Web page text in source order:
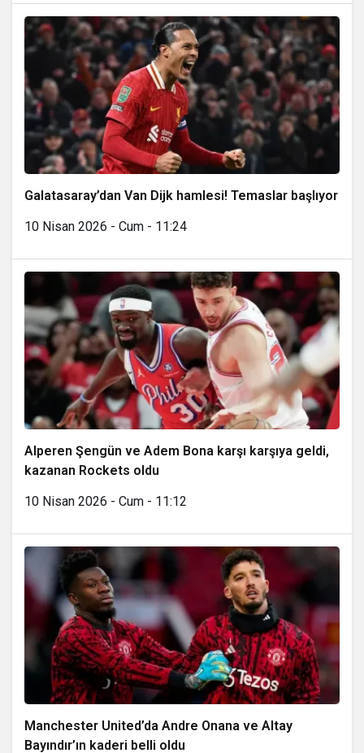
Galatasaray’dan Van Dijk hamlesi! Temaslar başlıyor
10 Nisan 2026 - Cum - 11:24
Alperen Şengün ve Adem Bona karşı karşıya geldi,
kazanan Rockets oldu
10 Nisan 2026 - Cum - 11:12
Manchester United’da Andre Onana ve Altay
Bayındır’ın kaderi belli oldu